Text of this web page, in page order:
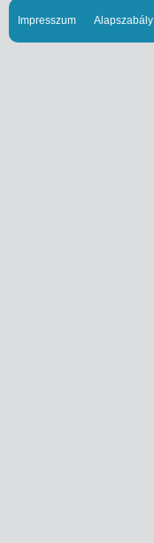
Impresszum Alapszabály